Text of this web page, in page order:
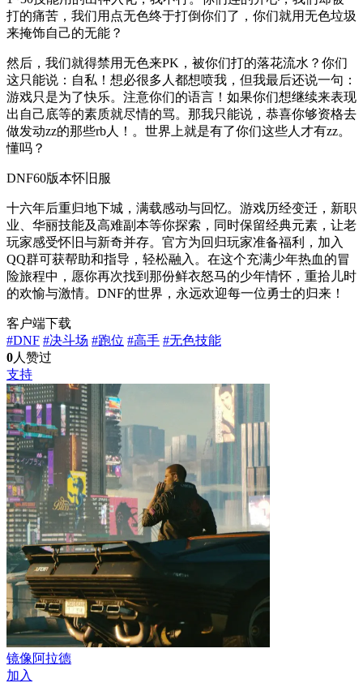
打的痛苦，我们用点无色终于打倒你们了，你们就用无色垃圾
来掩饰自己的无能？
然后，我们就得禁用无色来PK，被你们打的落花流水？你们
这只能说：自私！想必很多人都想喷我，但我最后还说一句：
游戏只是为了快乐。注意你们的语言！如果你们想继续来表现
出自己底等的素质就尽情的骂。那我只能说，恭喜你够资格去
做发动zz的那些rb人！。世界上就是有了你们这些人才有zz。
懂吗？
DNF60版本怀旧服
十六年后重归地下城，满载感动与回忆。游戏历经变迁，新职
业、华丽技能及高难副本等你探索，同时保留经典元素，让老
玩家感受怀旧与新奇并存。官方为回归玩家准备福利，加入
QQ群可获帮助和指导，轻松融入。在这个充满少年热血的冒
险旅程中，愿你再次找到那份鲜衣怒马的少年情怀，重拾儿时
的欢愉与激情。DNF的世界，永远欢迎每一位勇士的归来！
客户端下载
#DNF #决斗场 #跑位 #高手 #无色技能
0人赞过
支持
镜像阿拉德
加入